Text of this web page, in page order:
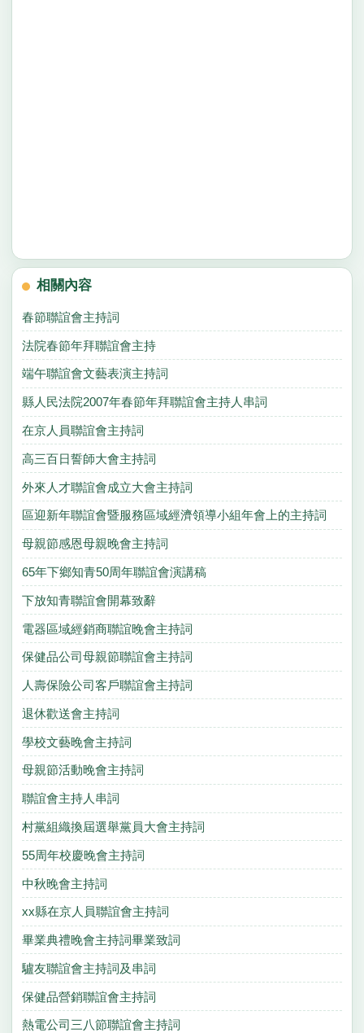
相關內容
春節聯誼會主持詞
法院春節年拜聯誼會主持
端午聯誼會文藝表演主持詞
縣人民法院2007年春節年拜聯誼會主持人串詞
在京人員聯誼會主持詞
高三百日誓師大會主持詞
外來人才聯誼會成立大會主持詞
區迎新年聯誼會暨服務區域經濟領導小組年會上的主持詞
母親節感恩母親晚會主持詞
65年下鄉知青50周年聯誼會演講稿
下放知青聯誼會開幕致辭
電器區域經銷商聯誼晚會主持詞
保健品公司母親節聯誼會主持詞
人壽保險公司客戶聯誼會主持詞
退休歡送會主持詞
學校文藝晚會主持詞
母親節活動晚會主持詞
聯誼會主持人串詞
村黨組織換屆選舉黨員大會主持詞
55周年校慶晚會主持詞
中秋晚會主持詞
xx縣在京人員聯誼會主持詞
畢業典禮晚會主持詞畢業致詞
驢友聯誼會主持詞及串詞
保健品營銷聯誼會主持詞
熱電公司三八節聯誼會主持詞